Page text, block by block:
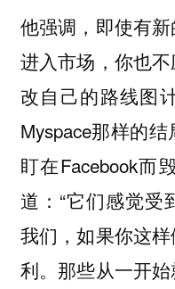
他强调，即使有
进入市场，你也
改自己的路线图
Myspace那样的
盯在Facebook而
道：“它们感觉受
我们，如果你这
利。那些从一开